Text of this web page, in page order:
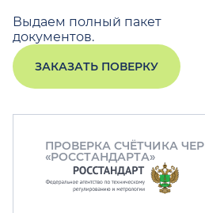
Выдаем полный пакет
документов.
ЗАКАЗАТЬ ПОВЕРКУ
ПРОВЕРКА СЧЁТЧИКА
«РОССТАНДАРТА»